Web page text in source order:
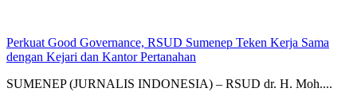
Perkuat Good Governance, RSUD Sumenep Teken Kerja Sama
dengan Kejari dan Kantor Pertanahan
SUMENEP (JURNALIS INDONESIA) – RSUD dr. H. Moh....